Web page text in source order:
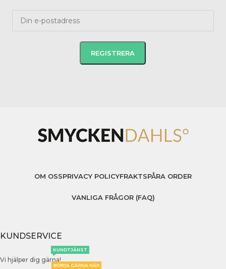
OM OSSPRIVACY POLICYFRAKTSPÅRA ORDER
VANLIGA FRÅGOR (FAQ)
KUNDSERVICE
Vi hjälper dig gärna!
KUNDTJÄNST
BÖRJA GÄRNA HÄR